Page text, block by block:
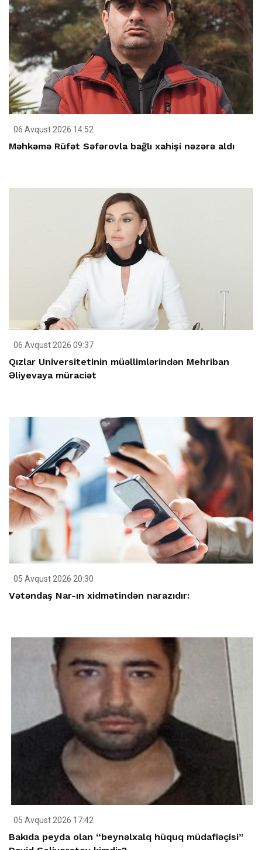
06 Avqust 2026 14:52
Məhkəmə Rüfət Səfərovla bağlı xahişi nəzərə aldı
06 Avqust 2026 09:37
Qızlar Universitetinin müəllimlərindən Mehriban
Əliyevaya müraciət
05 Avqust 2026 20:30
Vətəndaş Nar-ın xidmətindən narazıdır:
05 Avqust 2026 17:42
Bakıda peyda olan “beynəlxalq hüquq müdafiəçisi”